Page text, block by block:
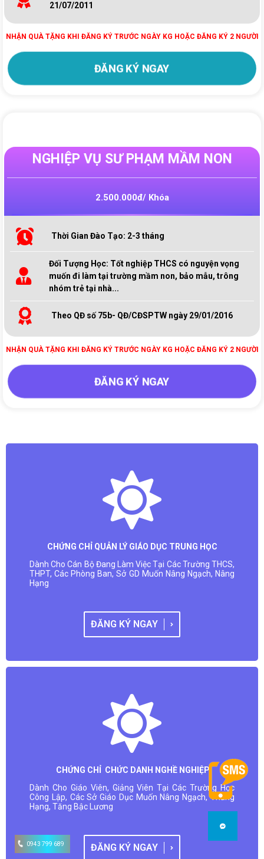
21/07/2011
NHẬN QUÀ TẶNG KHI ĐĂNG KÝ TRƯỚC NGÀY KG HOẶC ĐĂNG KÝ 2 NGƯỜI
ĐĂNG KÝ NGAY
NGHIỆP VỤ SƯ PHẠM MẦM NON
2.500.000đ/ Khóa
Thời Gian Đào Tạo: 2-3 tháng
Đối Tượng Học: Tốt nghiệp THCS có nguyện vọng
muốn đi làm tại trường mầm non, bảo mẫu, trông
nhóm trẻ tại nhà...
Theo QĐ số 75b- QĐ/CĐSPTW ngày 29/01/2016
NHẬN QUÀ TẶNG KHI ĐĂNG KÝ TRƯỚC NGÀY KG HOẶC ĐĂNG KÝ 2 NGƯỜI
ĐĂNG KÝ NGAY
CHỨNG CHỈ QUẢN LÝ GIÁO DỤC TRUNG HỌC
Dành Cho Cán Bộ Đang Làm Việc Tại Các Trường THCS,
THPT, Các Phòng Ban, Sở GD Muốn Nâng Ngạch, Nâng
Hạng
ĐĂNG KÝ NGAY
CHỨNG CHỈ CHỨC DANH NGHỀ NGHIỆP
Dành Cho Giáo Viên, Giảng Viên Tại Các Trường Học
Công Lập, Các Sở Giáo Dục Muốn Nâng Ngạch, Thăng
Hạng, Tăng Bậc Lương
ĐĂNG KÝ NGAY
0943 799 689